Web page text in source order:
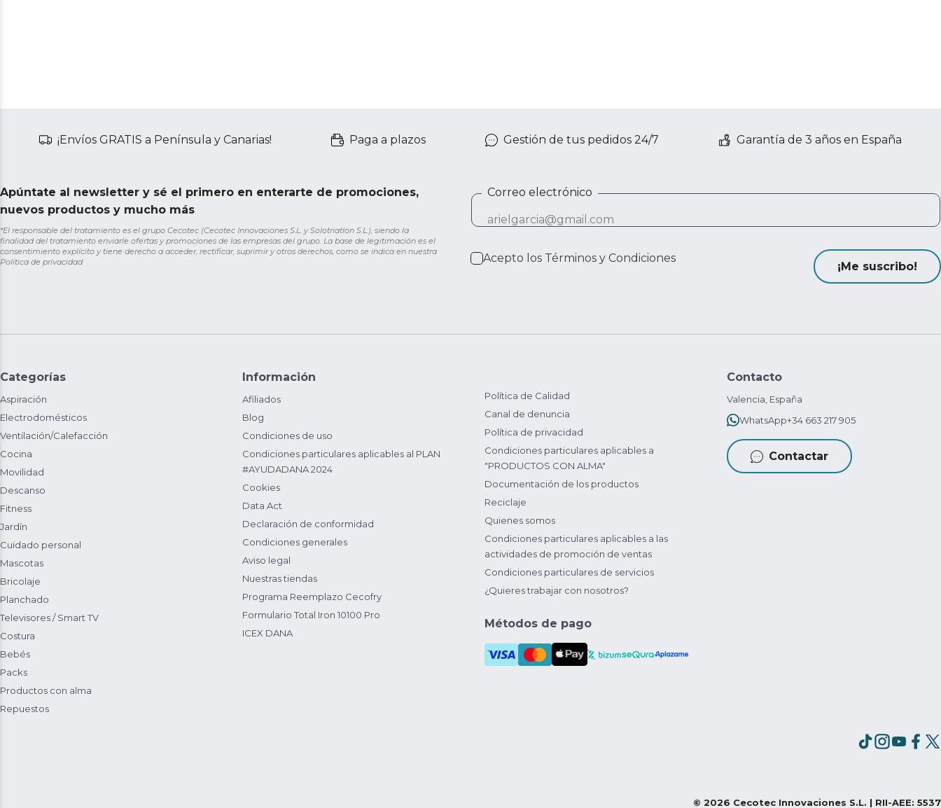
¡Envíos GRATIS a Península y Canarias! Paga a plazos Gestión de tus pedidos 24/7 Garantía de 3 años en España
Apúntate al newsletter y sé el primero en enterarte de promociones,
nuevos productos y mucho más
*El responsable del tratamiento es el grupo Cecotec (Cecotec Innovaciones S.L. y Solotriatlon S.L.), siendo la
finalidad del tratamiento enviarle ofertas y promociones de las empresas del grupo. La base de legitimación es el
consentimiento explícito y tiene derecho a acceder, rectificar, suprimir y otros derechos, como se indica en nuestra
Política de privacidad
Correo electrónico
Acepto los Términos y Condiciones
¡Me suscribo!
Categorías
Aspiración
Electrodomésticos
Ventilación/Calefacción
Cocina
Movilidad
Descanso
Fitness
Jardín
Cuidado personal
Mascotas
Bricolaje
Planchado
Televisores / Smart TV
Costura
Bebés
Packs
Productos con alma
Repuestos
Información
Afiliados
Blog
Condiciones de uso
Condiciones particulares aplicables al PLAN
#AYUDADANA 2024
Cookies
Data Act
Declaración de conformidad
Condiciones generales
Aviso legal
Nuestras tiendas
Programa Reemplazo Cecofry
Formulario Total Iron 10100 Pro
ICEX DANA
Política de Calidad
Canal de denuncia
Política de privacidad
Condiciones particulares aplicables a
"PRODUCTOS CON ALMA"
Documentación de los productos
Reciclaje
Quienes somos
Condiciones particulares aplicables a las
actividades de promoción de ventas
Condiciones particulares de servicios
¿Quieres trabajar con nosotros?
Métodos de pago
Contacto
Valencia, España
WhatsApp+34 663 217 905
Contactar
© 2026 Cecotec Innovaciones S.L. | RII-AEE: 5537